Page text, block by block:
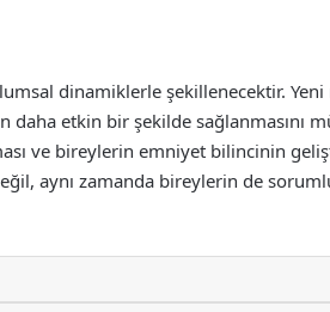
dinamiklerle şekillenecektir.
etkin bir şekilde sağlanmasını
ve bireylerin emniyet bilincinin
aynı zamanda bireylerin de